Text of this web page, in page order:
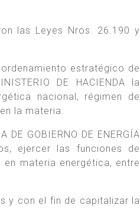
las Leyes Nros. 26.190 y
estratégico de
DE HACIENDA la
nacional, régimen de
la materia.
GOBIERNO DE ENERGÍA
ejercer las funciones de
materia energética, entre
y con el fin de capitalizar la